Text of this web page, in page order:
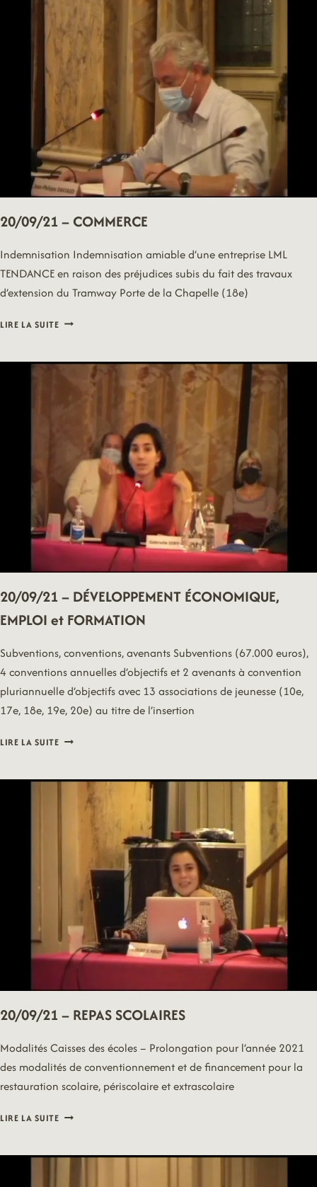
EN
VILLE
20/09/21 – COMMERCE
Indemnisation Indemnisation amiable d’une entreprise LML
TENDANCE en raison des préjudices subis du fait des travaux
d’extension du Tramway Porte de la Chapelle (18e)
LIRE LA SUITE20/09/21
20/09/21 – DÉVELOPPEMENT ÉCONOMIQUE,
EMPLOI et FORMATION
Subventions, conventions, avenants Subventions (67.000 euros),
4 conventions annuelles d’objectifs et 2 avenants à convention
pluriannuelle d’objectifs avec 13 associations de jeunesse (10e,
17e, 18e, 19e, 20e) au titre de l’insertion
LIRE LA SUITE20/09/21
ÉCONOMIQUE,
EMPLOI
FORMATION
20/09/21 – REPAS SCOLAIRES
Modalités Caisses des écoles – Prolongation pour l’année 2021
des modalités de conventionnement et de financement pour la
restauration scolaire, périscolaire et extrascolaire
LIRE LA SUITE20/09/21
SCOLAIRES